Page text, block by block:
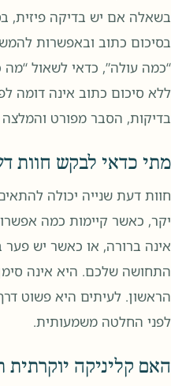
בשאלה אם יש בדיקה פיזית,
בסיכום כתוב ובאפשרות
“כמה עולה”, כדאי לשאול
ללא סיכום כתוב אינה דומה
בדיקות, הסבר מפורט
מתי כדאי לבקש חוות
חוות דעת שנייה יכולה
יקר, כאשר קיימות כמה
אינה ברורה, או כאשר יש פער
התחושה שלכם. היא אינה
הראשון. לעיתים היא פשוט
לפני החלטה משמעותית.
האם קליניקה יוקרתית